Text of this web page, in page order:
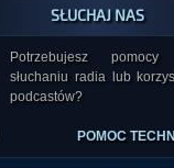
SŁUCHAJ NAS
Potrzebujesz
słuchaniu radia lub
podcastów?
POMOC